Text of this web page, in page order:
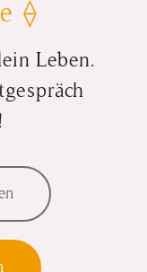
⟠
Leben.